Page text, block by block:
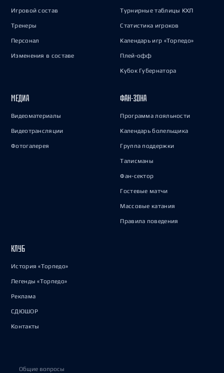
Игровой состав
Тренеры
Персонал
Изменения в составе
Турнирные таблицы КХЛ
Статистика игроков
Календарь игр «Торпедо»
Плей-офф
Кубок Губернатора
МЕДИА
Видеоматериалы
Видеотрансляции
Фотогалерея
ФАН-ЗОНА
Программа лояльности
Календарь болельщика
Группа поддержки
Талисманы
Фан-сектор
Гостевые матчи
Массовые катания
Правила поведения
КЛУБ
История «Торпедо»
Легенды «Торпедо»
Реклама
СДЮШОР
Контакты
Общие вопросы